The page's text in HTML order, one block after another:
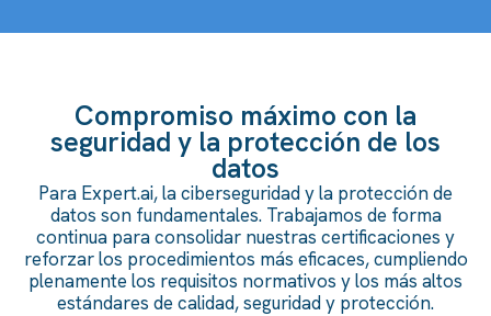
Compromiso máximo con la
seguridad y la protección de los
datos
Para Expert.ai, la ciberseguridad y la protección de
datos son fundamentales. Trabajamos de forma
continua para consolidar nuestras certificaciones y
reforzar los procedimientos más eficaces, cumpliendo
plenamente los requisitos normativos y los más altos
estándares de calidad, seguridad y protección.